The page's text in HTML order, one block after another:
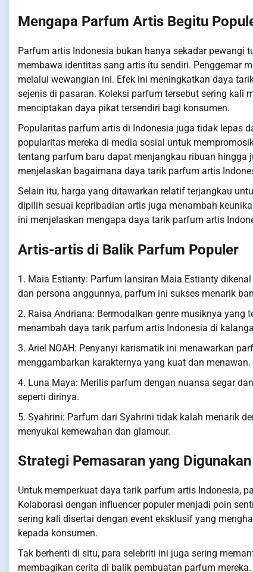
Mengapa Parfum Artis Begitu
Parfum artis Indonesia bukan hanya sekadar pewangi
membawa identitas sang artis itu sendiri. Penggemar
melalui wewangian ini. Efek ini meningkatkan daya
sejenis di pasaran. Koleksi parfum tersebut sering kali
menciptakan daya pikat tersendiri bagi konsumen.
Popularitas parfum artis di Indonesia juga tidak lepas
popularitas mereka di media sosial untuk
tentang parfum baru dapat menjangkau ribuan
menjelaskan bagaimana daya tarik parfum artis
Selain itu, harga yang ditawarkan relatif terjangkau
dipilih sesuai kepribadian artis juga menambah
ini menjelaskan mengapa daya tarik parfum artis
Artis-artis di Balik Parfum Populer
1. Maia Estianty: Parfum lansiran Maia Estianty
dan persona anggunnya, parfum ini sukses menarik
2. Raisa Andriana: Bermodalkan genre musiknya
menambah daya tarik parfum artis Indonesia di
3. Ariel NOAH: Penyanyi karismatik ini menawarkan
menggambarkan karakternya yang kuat dan menawan.
4. Luna Maya: Merilis parfum dengan nuansa segar
seperti dirinya.
5. Syahrini: Parfum dari Syahrini tidak kalah menarik
menyukai kemewahan dan glamour.
Strategi Pemasaran yang Digunakan
Untuk memperkuat daya tarik parfum artis Indonesia,
Kolaborasi dengan influencer populer menjadi poin
sering kali disertai dengan event eksklusif yang
kepada konsumen.
Tak berhenti di situ, para selebriti ini juga sering
membagikan cerita di balik pembuatan parfum